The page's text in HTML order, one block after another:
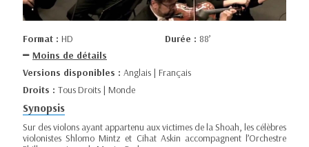
Format : HD Durée : 88’
Moins de détails
Versions disponibles : Anglais | Français
Droits : Tous Droits | Monde
Synopsis
Sur des violons ayant appartenu aux victimes de la Shoah, les célèbres
violonistes Shlomo Mintz et Cihat Askin accompagnent l’Orchestre